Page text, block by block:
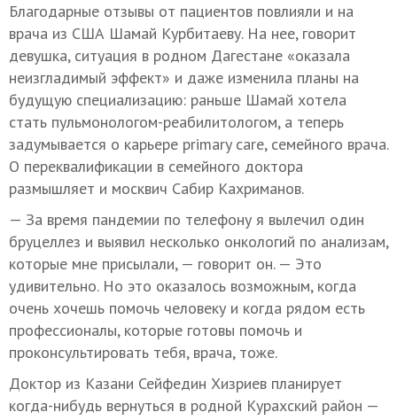
Благодарные отзывы от пациентов повлияли и на
врача из США Шамай Курбитаеву. На нее, говорит
девушка, ситуация в родном Дагестане «оказала
неизгладимый эффект» и даже изменила планы на
будущую специализацию: раньше Шамай хотела
стать пульмонологом-реабилитологом, а теперь
задумывается о карьере primary care, семейного врача.
О переквалификации в семейного доктора
размышляет и москвич Сабир Кахриманов.
— За время пандемии по телефону я вылечил один
бруцеллез и выявил несколько онкологий по анализам,
которые мне присылали, — говорит он. — Это
удивительно. Но это оказалось возможным, когда
очень хочешь помочь человеку и когда рядом есть
профессионалы, которые готовы помочь и
проконсультировать тебя, врача, тоже.
Доктор из Казани Сейфедин Хизриев планирует
когда-нибудь вернуться в родной Курахский район —